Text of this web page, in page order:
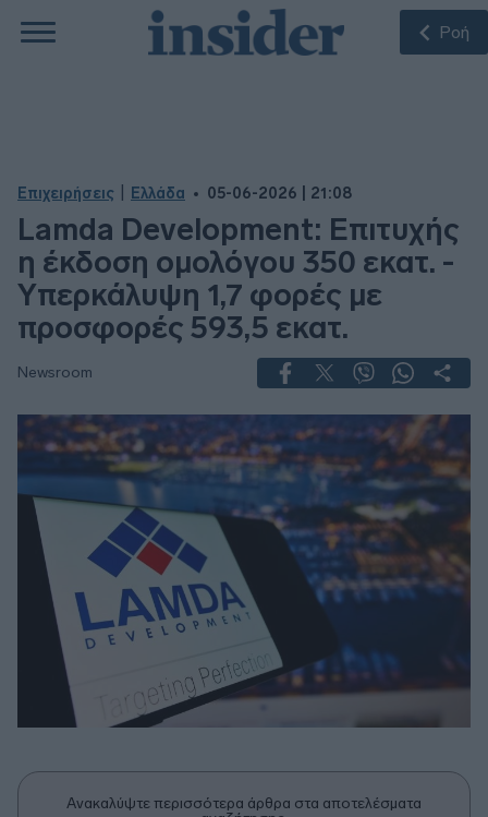
Ροή
Επιχειρήσεις Ελλάδα 05-06-2026 | 21:08
Lamda Development: Επιτυχής
η έκδοση ομολόγου 350 εκατ. -
Υπερκάλυψη 1,7 φορές με
προσφορές 593,5 εκατ.
Newsroom
Ανακαλύψτε περισσότερα άρθρα στα αποτελέσματα